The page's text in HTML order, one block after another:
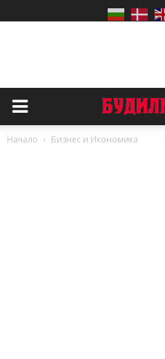
Начало Бизнес и Икономика